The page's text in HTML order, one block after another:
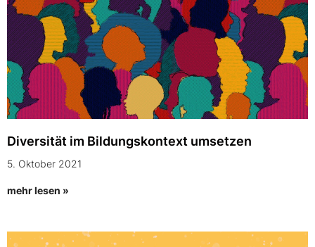
Diversität im Bildungskontext umsetzen
5. Oktober 2021
mehr lesen »